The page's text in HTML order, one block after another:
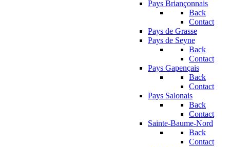
Pays Briançonnais
Back
Contact
Pays de Grasse
Pays de Seyne
Back
Contact
Pays Gapençais
Back
Contact
Pays Salonais
Back
Contact
Sainte-Baume-Nord
Back
Contact